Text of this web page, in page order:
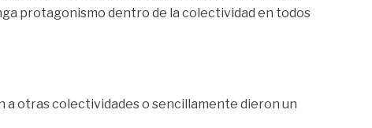
protagonismo dentro de la colectividad en todos
a otras colectividades o sencillamente dieron un